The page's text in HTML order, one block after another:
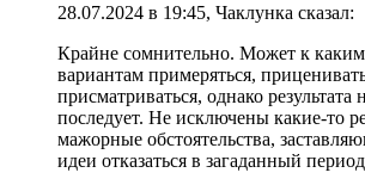
28.07.2024 в 19:45, Чаклунка сказал:
Крайне сомнительно. Может к
вариантам примеряться,
присматриваться, однако результата
последует. Не исключены какие-то
мажорные обстоятельства,
идеи отказаться в загаданный